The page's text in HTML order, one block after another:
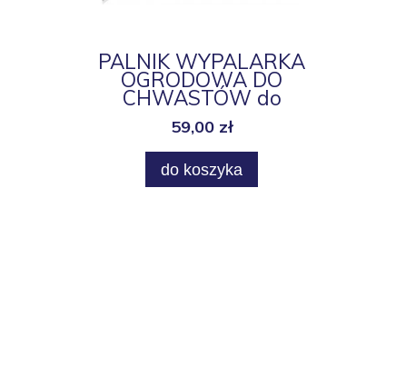
PALNIK WYPALARKA
OGRODOWA DO
CHWASTÓW do
OGNISKA
59,00 zł
do koszyka